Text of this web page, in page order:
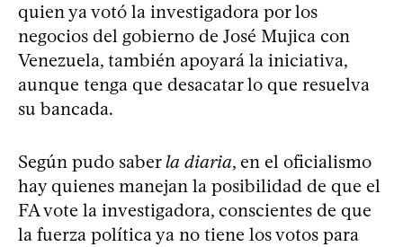
quien ya votó la investigadora por los
negocios del gobierno de José Mujica con
Venezuela, también apoyará la iniciativa,
aunque tenga que desacatar lo que resuelva
su bancada.
Según pudo saberla diaria, en el oficialismo
hay quienes manejan la posibilidad de que el
FA vote la investigadora, conscientes de que
la fuerza política ya no tiene los votos para